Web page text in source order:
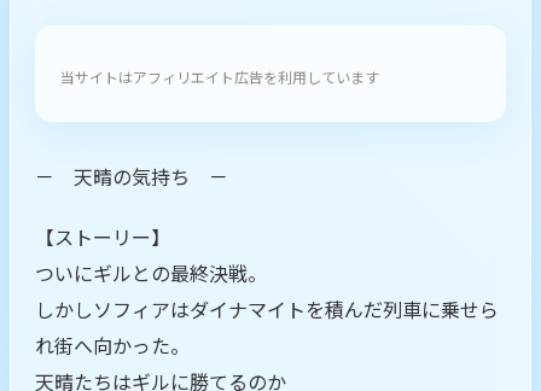
当サイトはアフィリエイト広告を利用しています
－ 天晴の気持ち －
【ストーリー】
ついにギルとの最終決戦。
しかしソフィアはダイナマイトを積んだ列車に乗せら
れ街へ向かった。
天晴たちはギルに勝てるのか